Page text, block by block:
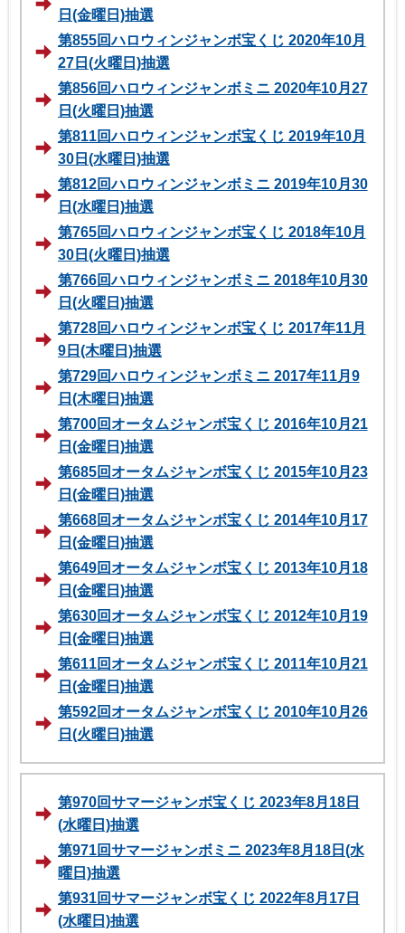
日(金曜日)抽選
第855回ハロウィンジャンボ宝くじ 2020年10月
27日(火曜日)抽選
第856回ハロウィンジャンボミニ 2020年10月27
日(火曜日)抽選
第811回ハロウィンジャンボ宝くじ 2019年10月
30日(水曜日)抽選
第812回ハロウィンジャンボミニ 2019年10月30
日(水曜日)抽選
第765回ハロウィンジャンボ宝くじ 2018年10月
30日(火曜日)抽選
第766回ハロウィンジャンボミニ 2018年10月30
日(火曜日)抽選
第728回ハロウィンジャンボ宝くじ 2017年11月
9日(木曜日)抽選
第729回ハロウィンジャンボミニ 2017年11月9
日(木曜日)抽選
第700回オータムジャンボ宝くじ 2016年10月21
日(金曜日)抽選
第685回オータムジャンボ宝くじ 2015年10月23
日(金曜日)抽選
第668回オータムジャンボ宝くじ 2014年10月17
日(金曜日)抽選
第649回オータムジャンボ宝くじ 2013年10月18
日(金曜日)抽選
第630回オータムジャンボ宝くじ 2012年10月19
日(金曜日)抽選
第611回オータムジャンボ宝くじ 2011年10月21
日(金曜日)抽選
第592回オータムジャンボ宝くじ 2010年10月26
日(火曜日)抽選
第970回サマージャンボ宝くじ 2023年8月18日
(水曜日)抽選
第971回サマージャンボミニ 2023年8月18日(水
曜日)抽選
第931回サマージャンボ宝くじ 2022年8月17日
(水曜日)抽選